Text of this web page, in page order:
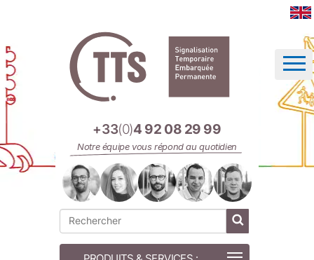
+33(0)4 92 08 29 99
Notre équipe vous répond au quotidien